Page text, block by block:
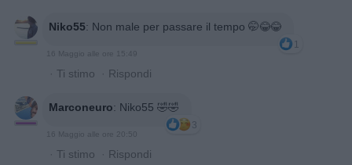
Niko55: Non male per passare il tempo 🤭😂😂
1
16 Maggio alle ore 15:49
· Ti stimo · Rispondi
Marconeuro: Niko55 🤣🤣
3
16 Maggio alle ore 20:50
· Ti stimo · Rispondi